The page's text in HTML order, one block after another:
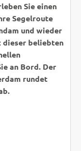
Sie einen
Segelroute
und wieder
dieser beliebten
an Bord. Der
rundet